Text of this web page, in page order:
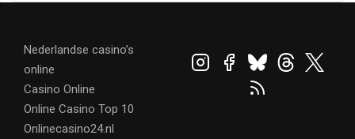
Nederlandse casino’s
online
Casino Online
Online Casino Top 10
Onlinecasino24.nl